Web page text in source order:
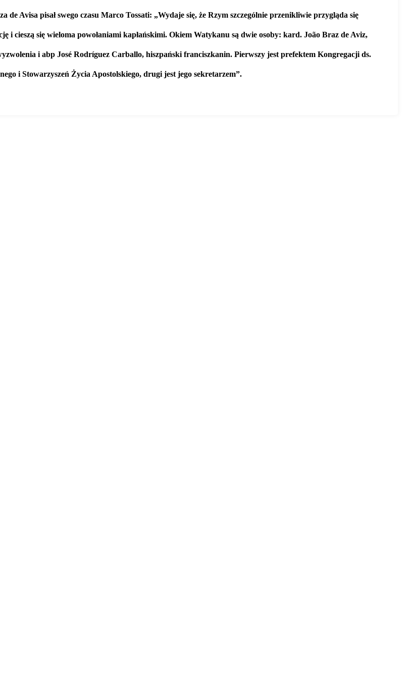
de Avisa pisał swego czasu Marco Tossati: „Wydaje się, że Rzym szczególnie przenikliwie przygląda się
i cieszą się wieloma powołaniami kapłańskimi. Okiem Watykanu są dwie osoby: kard. João Braz de Aviz,
i abp José Rodríguez Carballo, hiszpański franciszkanin. Pierwszy jest prefektem Kongregacji ds.
i Stowarzyszeń Życia Apostolskiego, drugi jest jego sekretarzem”.